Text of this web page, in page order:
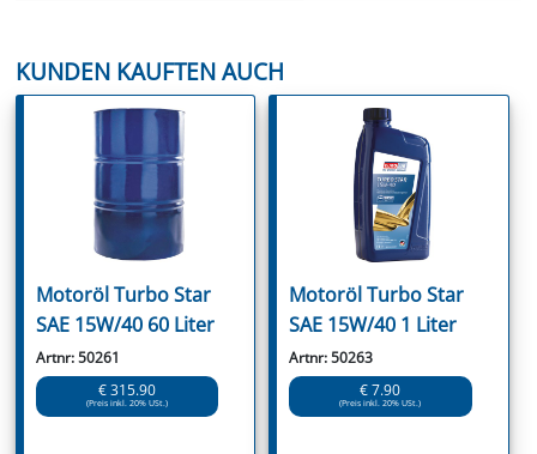
KUNDEN KAUFTEN AUCH
Motoröl Turbo Star
SAE 15W/40 60 Liter
Artnr: 50261
€ 315.90
(Preis inkl. 20% USt.)
Motoröl Turbo Star
SAE 15W/40 1 Liter
Artnr: 50263
€ 7.90
(Preis inkl. 20% USt.)